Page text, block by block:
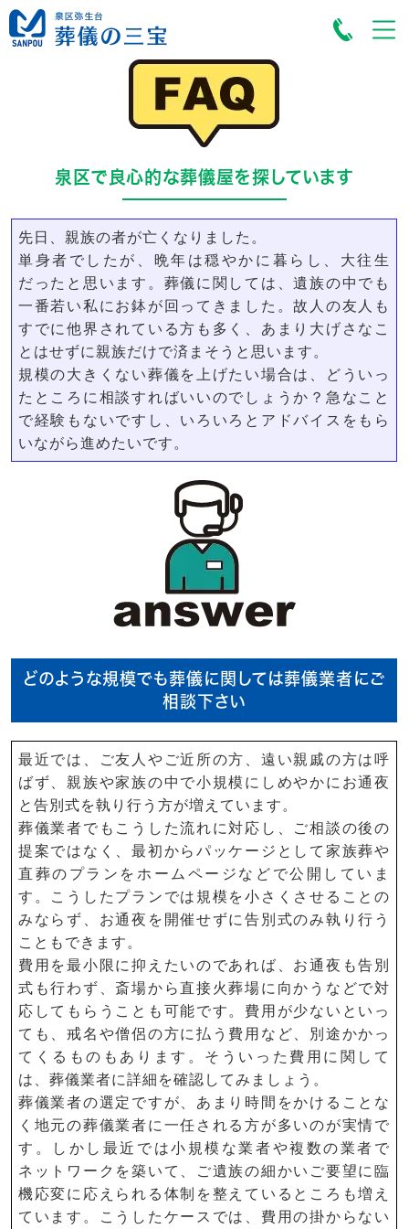
泉区で良心的な葬儀屋を探しています
先日、親族の者が亡くなりました。
単身者でしたが、晩年は穏やかに暮らし、大往生
だったと思います。葬儀に関しては、遺族の中でも
一番若い私にお鉢が回ってきました。故人の友人も
すでに他界されている方も多く、あまり大げさなこ
とはせずに親族だけで済まそうと思います。
規模の大きくない葬儀を上げたい場合は、どういっ
たところに相談すればいいのでしょうか？急なこと
で経験もないですし、いろいろとアドバイスをもら
いながら進めたいです。
どのような規模でも葬儀に関しては葬儀業者にご
相談下さい
最近では、ご友人やご近所の方、遠い親戚の方は呼
ばず、親族や家族の中で小規模にしめやかにお通夜
と告別式を執り行う方が増えています。
葬儀業者でもこうした流れに対応し、ご相談の後の
提案ではなく、最初からパッケージとして家族葬や
直葬のプランをホームページなどで公開していま
す。こうしたプランでは規模を小さくさせることの
みならず、お通夜を開催せずに告別式のみ執り行う
こともできます。
費用を最小限に抑えたいのであれば、お通夜も告別
式も行わず、斎場から直接火葬場に向かうなどで対
応してもらうことも可能です。費用が少ないといっ
ても、戒名や僧侶の方に払う費用など、別途かかっ
てくるものもあります。そういった費用に関して
は、葬儀業者に詳細を確認してみましょう。
葬儀業者の選定ですが、あまり時間をかけることな
く地元の葬儀業者に一任される方が多いのが実情で
す。しかし最近では小規模な業者や複数の業者で
ネットワークを築いて、ご遺族の細かいご要望に臨
機応変に応えられる体制を整えているところも増え
ています。こうしたケースでは、費用の掛からない